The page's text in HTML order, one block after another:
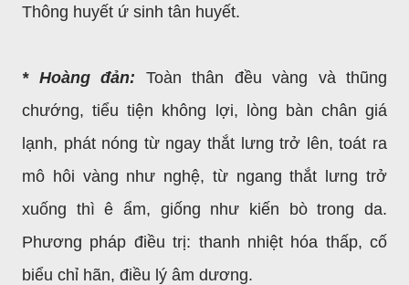
Thông huyết ứ sinh tân huyết.
* Hoàng đản: Toàn thân đều vàng và thũng
chướng, tiểu tiện không lợi, lòng bàn chân giá
lạnh, phát nóng từ ngay thắt lưng trở lên, toát ra
mô hôi vàng như nghệ, từ ngang thắt lưng trở
xuống thì ê ẩm, giống như kiến bò trong da.
Phương pháp điều trị: thanh nhiệt hóa thấp, cố
biểu chỉ hãn, điều lý âm dương.